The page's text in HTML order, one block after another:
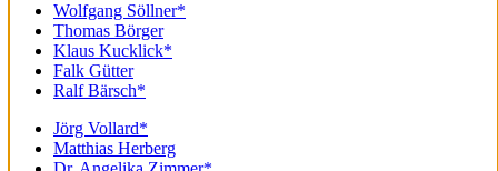
Wolfgang Söllner*
Thomas Börger
Klaus Kucklick*
Falk Gütter
Ralf Bärsch*
Jörg Vollard*
Matthias Herberg